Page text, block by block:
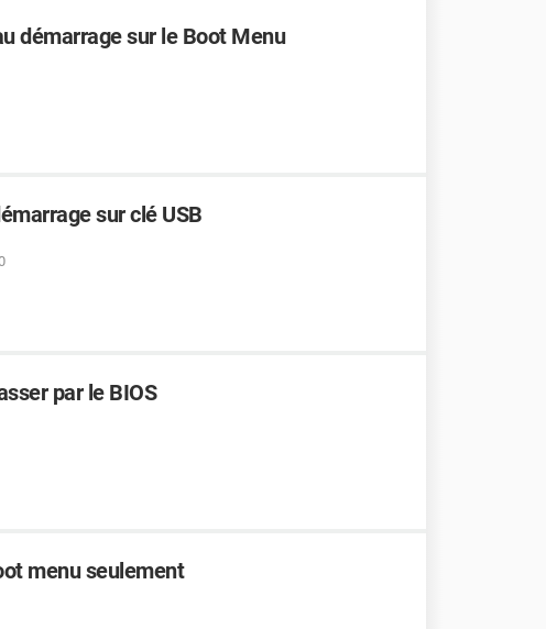
démarrage sur le Boot Menu
sur clé USB
par le BIOS
menu seulement